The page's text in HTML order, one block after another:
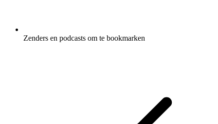
Zenders en podcasts om te bookmarken